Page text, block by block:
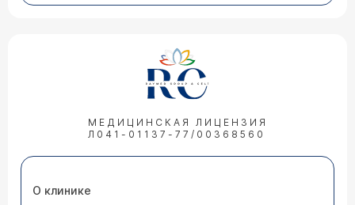
МЕДИЦИНСКАЯ ЛИЦЕНЗИЯ
Л041-01137-77/00368560
О клинике